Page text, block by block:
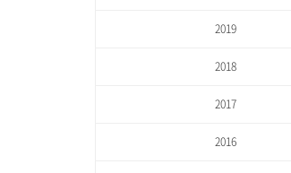
2019
2018
2017
2016